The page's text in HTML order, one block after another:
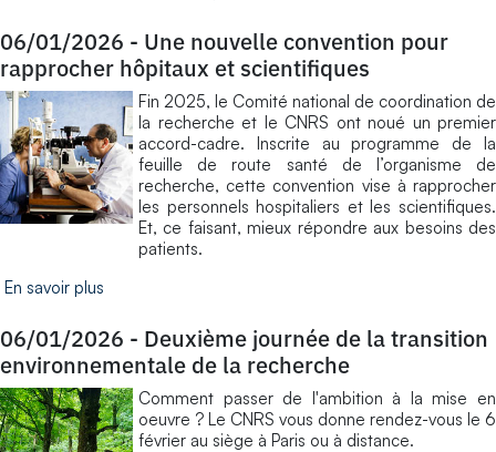
06/01/2026 - Une nouvelle convention pour
rapprocher hôpitaux et scientifiques
Fin 2025, le Comité national de coordination de
la recherche et le CNRS ont noué un premier
accord-cadre. Inscrite au programme de la
feuille de route santé de l’organisme de
recherche, cette convention vise à rapprocher
les personnels hospitaliers et les scientifiques.
Et, ce faisant, mieux répondre aux besoins des
patients.
En savoir plus
06/01/2026 - Deuxième journée de la transition
environnementale de la recherche
​Comment passer de l'ambition à la mise en
oeuvre ? Le CNRS vous donne rendez-vous le 6
février au siège à Paris ou à distance.